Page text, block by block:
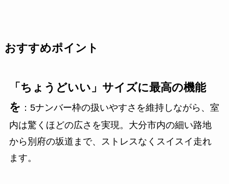
おすすめポイント
「ちょうどいい」サイズに最高の機能
を ：5ナンバー枠の扱いやすさを維持しながら、室
内は驚くほどの広さを実現。大分市内の細い路地
から別府の坂道まで、ストレスなくスイスイ走れ
ます。